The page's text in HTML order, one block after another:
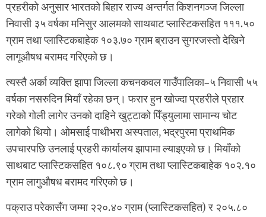
प्रहरीको अनुसार भारतको बिहार राज्य अन्तर्गत किशनगञ्ज जिल्ला
निवासी ३५ वर्षका मनिसुर आलमको साथबाट प्लास्टिकसहित १११.५०
ग्राम तथा प्लास्टिकबाहेक १०३.७० ग्राम ब्राउन सुगरजस्तो देखिने
लागूऔषध बरामद गरिएको छ।
त्यस्तै अर्का व्यक्ति झापा जिल्ला कचनकवल गाउँपालिका–५ निवासी ५५
वर्षका नसरुदिन मियाँ रहेका छन्। फरार हुन खोज्दा प्रहरीले प्रहार
गरेको गोली लागेर उनको दाहिने खुट्टाको पिँड्युलामा सामान्य चोट
लागेको थियो। ओमसाई पाथीभरा अस्पताल, भद्रपुरमा प्राथमिक
उपचारपछि उनलाई प्रहरी कार्यालय झापामा ल्याइएको छ। मियाँको
साथबाट प्लास्टिकसहित १०८.९० ग्राम तथा प्लास्टिकबाहेक १०२.१०
ग्राम लागुऔषध बरामद गरिएको छ।
पक्राउ परेकासँग जम्मा २२०.४० ग्राम (प्लास्टिकसहित) र २०५.८०